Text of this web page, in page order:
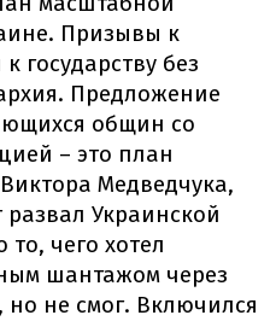
Призывы к
государству без
Предложение
общин со
– это план
Медведчука,
Украинской
то, чего хотел
шантажом через
не смог. Включился